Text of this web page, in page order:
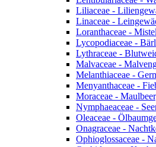
Liliaceae -
Linaceae -
Loranthaceae -
Lycopodiaceae -
Lythraceae -
Malvaceae -
Melanthiaceae -
Menyanthaceae -
Moraceae -
Nymphaeaceae -
Oleaceae -
Onagraceae -
Ophioglossaceae -